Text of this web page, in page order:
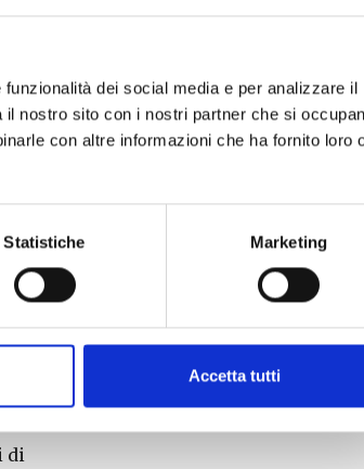
dei social media e per analizzare il
nostro sito con i nostri partner che si
con altre informazioni che ha fornito loro
Statistiche Marketing
Accetta tutti
d’olio” per
Giovanni
da
di